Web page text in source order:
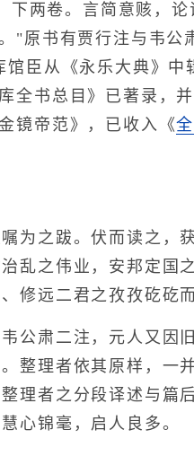
下两卷。言简意赅，
"原书有贾行注与韦公
臣从《永乐大典》中
全书总目》已著录，
镜帝范》，已收入《
之跋。伏而读之，
乱之伟业，安邦定国
修远二君之孜孜矻矻
肃二注，元人又因
整理者依其原样，一
理者之分段译述与篇
心锦毫，启人良多。